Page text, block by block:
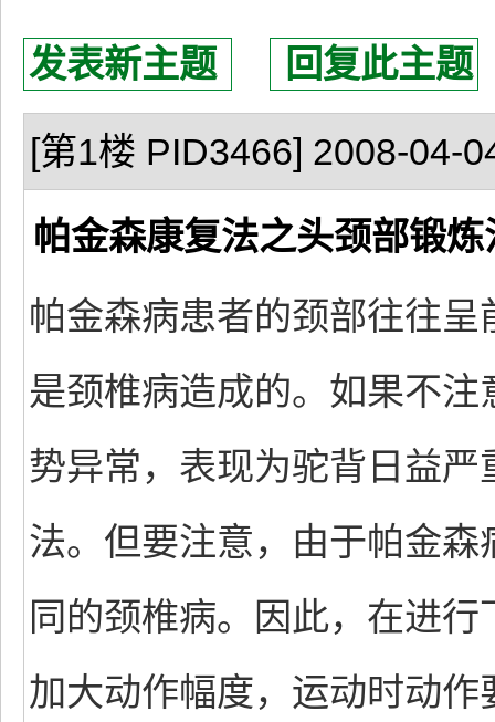
发表新主题 回复此主题
[第1楼 PID3466] 2008-04-
帕金森康复法之头颈部锻炼
帕金森病患者的颈部往往
是颈椎病造成的。如果不
势异常，表现为驼背日益
法。但要注意，由于帕金
同的颈椎病。因此，在进
加大动作幅度，运动时动作